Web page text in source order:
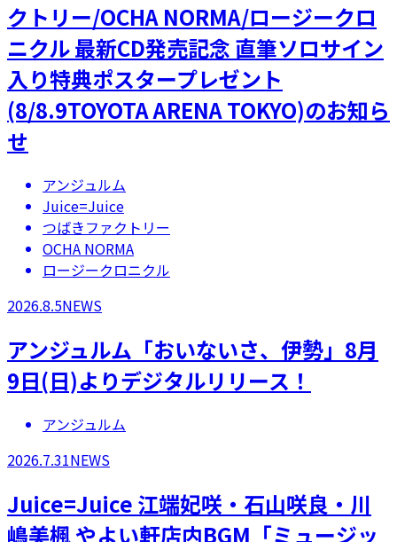
クトリー/OCHA NORMA/ロージークロ
ニクル 最新CD発売記念 直筆ソロサイン
入り特典ポスタープレゼント
(8/8.9TOYOTA ARENA TOKYO)のお知ら
せ
アンジュルム
Juice=Juice
つばきファクトリー
OCHA NORMA
ロージークロニクル
2026.8.5NEWS
アンジュルム「おいないさ、伊勢」8月
9日(日)よりデジタルリリース！
アンジュルム
2026.7.31NEWS
Juice=Juice 江端妃咲・石山咲良・川
嶋美楓 やよい軒店内BGM「ミュージッ